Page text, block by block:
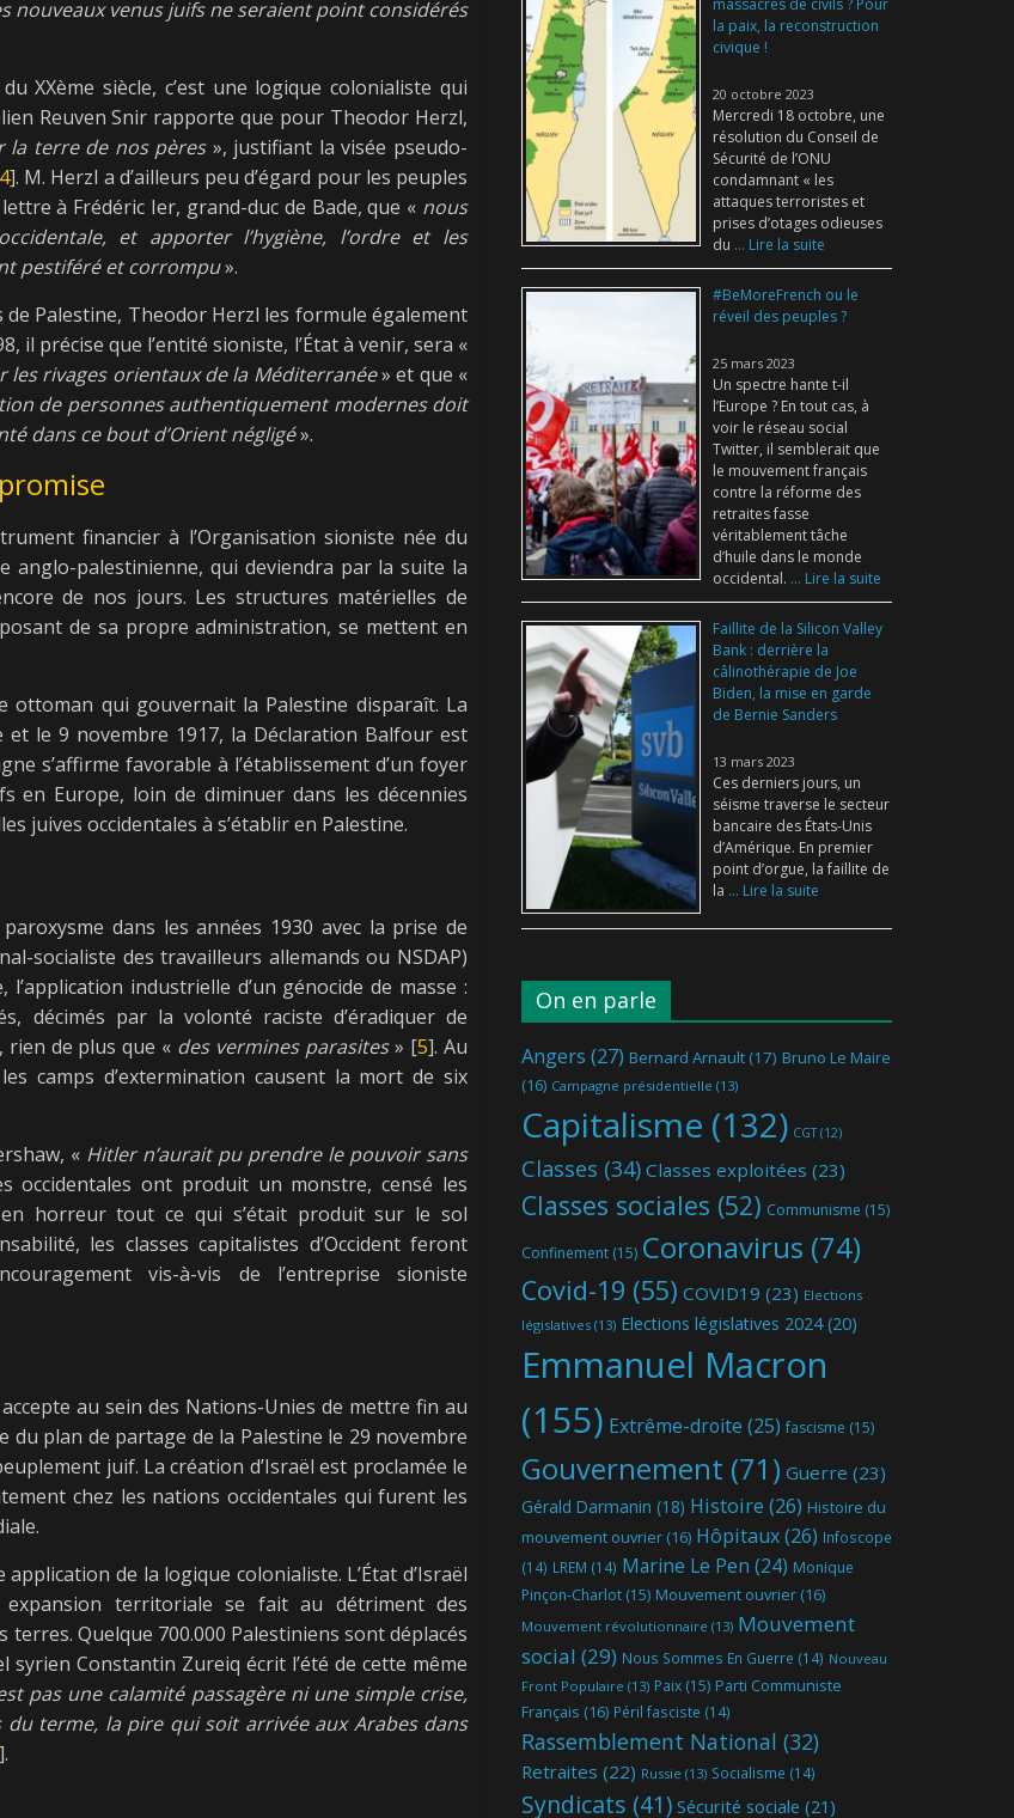
nouveaux venus juifs ne seraient point considérés
XXème siècle, c’est une logique colonialiste qui
Reuven Snir rapporte que pour Theodor Herzl,
la terre de nos pères», justifiant la visée pseudo-
]. M. Herzl a d’ailleurs peu d’égard pour les peuples
à Frédéric Ier, grand-duc de Bade, que « nous
et apporter l’hygiène, l’ordre et les
pestiféré et corrompu».
Palestine, Theodor Herzl les formule également
il précise que l’entité sioniste, l’État à venir, sera «
rivages orientaux de la Méditerranée» et que «
de personnes authentiquement modernes doit
dans ce bout d’Orient négligé».
financier à l’Organisation sioniste née du
anglo-palestinienne, qui deviendra par la suite la
de nos jours. Les structures matérielles de
de sa propre administration, se mettent en
ottoman qui gouvernait la Palestine disparaît. La
le 9 novembre 1917, la Déclaration Balfour est
s’affirme favorable à l’établissement d’un foyer
en Europe, loin de diminuer dans les décennies
juives occidentales à s’établir en Palestine.
dans les années 1930 avec la prise de
socialiste des travailleurs allemands ou NSDAP)
industrielle d’un génocide de masse :
décimés par la volonté raciste d’éradiquer de
rien de plus que « des vermines parasites» [5]. Au
camps d’extermination causent la mort de six
« Hitler n’aurait pu prendre le pouvoir sans
occidentales ont produit un monstre, censé les
horreur tout ce qui s’était produit sur le sol
les classes capitalistes d’Occident feront
vis-à-vis de l’entreprise sioniste
au sein des Nations-Unies de mettre fin au
plan de partage de la Palestine le 29 novembre
juif. La création d’Israël est proclamée le
chez les nations occidentales qui furent les
de la logique colonialiste. L’État d’Israël
expansion territoriale se fait au détriment des
Quelque 700.000 Palestiniens sont déplacés
syrien Constantin Zureiq écrit l’été de cette même
pas une calamité passagère ni une simple crise,
terme, la pire qui soit arrivée aux Arabes dans
].
massacres de civils ? Pour
la paix, la reconstruction
civique !
20 octobre 2023
Mercredi 18 octobre, une
résolution du Conseil de
Sécurité de l’ONU
condamnant « les
attaques terroristes et
prises d’otages odieuses
du ... Lire la suite
#BeMoreFrench ou le
réveil des peuples ?
25 mars 2023
Un spectre hante t-il
l’Europe ? En tout cas, à
voir le réseau social
Twitter, il semblerait que
le mouvement français
contre la réforme des
retraites fasse
véritablement tâche
d’huile dans le monde
occidental. ... Lire la suite
Faillite de la Silicon Valley
Bank : derrière la
câlinothérapie de Joe
Biden, la mise en garde
de Bernie Sanders
13 mars 2023
Ces derniers jours, un
séisme traverse le secteur
bancaire des États-Unis
d’Amérique. En premier
point d’orgue, la faillite de
la ... Lire la suite
On en parle
Angers (27) Bernard Arnault (17) Bruno Le Maire
(16) Campagne présidentielle (13)
Capitalisme (132) CGT(12)
Classes (34) Classes exploitées (23)
Classes sociales (52) Communisme (15)
Confinement (15) Coronavirus (74)
Covid-19 (55) COVID19 (23) Elections
législatives (13) Elections législatives 2024(20)
Emmanuel Macron
(155) Extrême-droite (25) fascisme (15)
Gouvernement (71) Guerre (23)
Gérald Darmanin (18) Histoire (26) Histoire du
mouvement ouvrier (16) Hôpitaux(26) Infoscope
(14) LREM (14) Marine Le Pen (24) Monique
Pinçon-Charlot (15) Mouvement ouvrier (16)
Mouvement révolutionnaire (13) Mouvement
social (29) Nous Sommes En Guerre (14) Nouveau
Front Populaire (13) Paix (15) Parti Communiste
Français (16) Péril fasciste (14)
Rassemblement National (32)
Retraites (22) Russie (13) Socialisme (14)
Syndicats (41) Sécurité sociale (21)